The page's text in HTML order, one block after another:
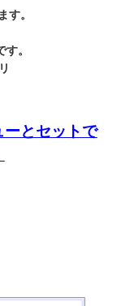
す。
。
とセットで